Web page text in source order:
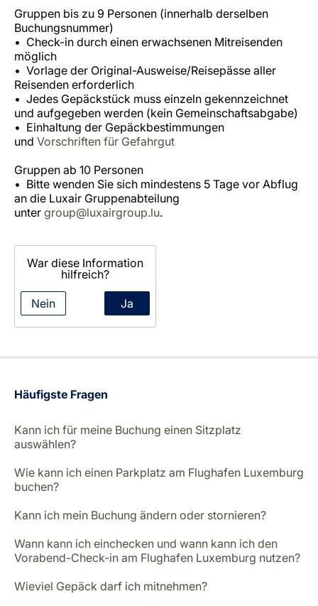
Gruppen bis zu 9 Personen (innerhalb derselben
Buchungsnummer)
Check-in durch einen erwachsenen Mitreisenden
möglich
Vorlage der Original-Ausweise/Reisepässe aller
Reisenden erforderlich
Jedes Gepäckstück muss einzeln gekennzeichnet
und aufgegeben werden (kein Gemeinschaftsabgabe)
Einhaltung der Gepäckbestimmungen
und Vorschriften für Gefahrgut
Gruppen ab 10 Personen
Bitte wenden Sie sich mindestens 5 Tage vor Abflug
an die Luxair Gruppenabteilung
unter group@luxairgroup.lu.
War diese Information
hilfreich?
Nein Ja
Häufigste Fragen
Kann ich für meine Buchung einen Sitzplatz
auswählen?
Wie kann ich einen Parkplatz am Flughafen Luxemburg
buchen?
Kann ich mein Buchung ändern oder stornieren?
Wann kann ich einchecken und wann kann ich den
Vorabend-Check-in am Flughafen Luxemburg nutzen?
Wieviel Gepäck darf ich mitnehmen?